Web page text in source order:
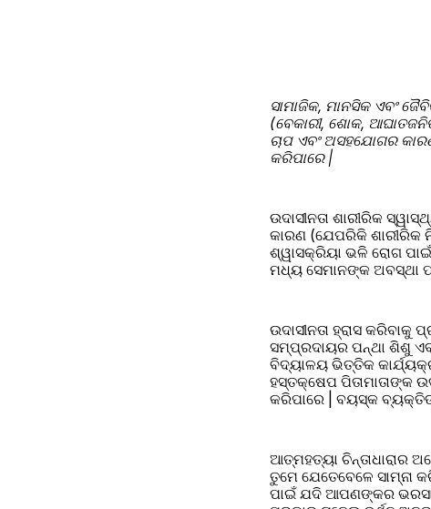
ସାମାଜିକ, ମାନସିକ ଏବଂ
(ବେକାରୀ, ଶୋକ,
ଚାପ ଏବଂ ଅସହଯୋଗର
କରିପାରେ |
ଉଦାସୀନତା ଶାରୀରିକ
କାରଣ (ଯେପରିକି ଶାରୀରିକ
ଶ୍ୱାସକ୍ରିୟା ଭଳି ରୋଗ
ମଧ୍ୟ ସେମାନଙ୍କ ଅବସ୍ଥା
ଉଦାସୀନତା ହ୍ରାସ କରିବାକୁ
ସମ୍ପ୍ରଦାୟର ପନ୍ଥା ଶିଶୁ
ବିଦ୍ୟାଳୟ ଭିତ୍ତିକ
ହସ୍ତକ୍ଷେପ ପିତାମାତାଙ୍କ
କରିପାରେ | ବୟସ୍କ
ଆତ୍ମହତ୍ୟା ଚିନ୍ତାଧାରାର
ତୁମେ ଯେତେବେଳେ ସାମ୍ନା
ପାଇଁ ଯଦି ଆପଣଙ୍କର ଭରସା